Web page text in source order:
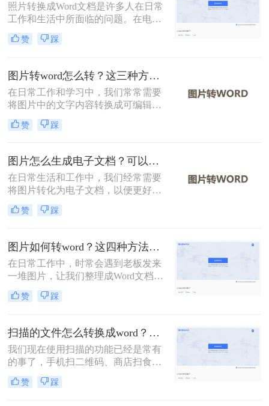
照片转换成Word文档是许多人在日常
工作和生活中所面临的问题。在电子
文档的使用越来越广泛的今天，将照
片转换成可编辑的Word文档可以大大
转换成word文档呢？下面将详细介绍
几种将照片转换成Word文档的方法，
希望对您有所帮助。
赞 踩
图片转word怎么转？这三种方法学习一下！
在日常工作和学习中，我们常常需要
将图片中的文字内容转换成可编辑的
Word文档。那么图片转word怎么转
呢？为了帮助您轻松实现这一转换，
Word的方法。
赞 踩
图片怎么生成电子文档？可以试试这三个方法！
在日常生活和工作中，我们经常需要
将图片转化为电子文档，以便更好地
编辑、存储和分享。那么图片怎么生
成电子文档呢？本文将介绍三种将图
实现这一需求。
赞 踩
图片如何转word？这四种方法帮你转换！
在日常工作中，时常会遇到老板发来
一堆图片，让我们整理成Word文档再
发给他的情况！如果图片很少，还可
以一个字一个字敲击键盘整理，如果
显得力不从心了！该怎么办呢？下面
转转师妹就教大家四个图片如何转
word方法！
赞 踩
扫描的文件怎么转换成word？教你三种转换方法！
我们现在使用扫描的功能已经是常有
的事了，手机扫二维码、商店扫食品
条形码等等。这些都是我们现在对于
扫描功能的应用，那么我们可以在工
赞 踩